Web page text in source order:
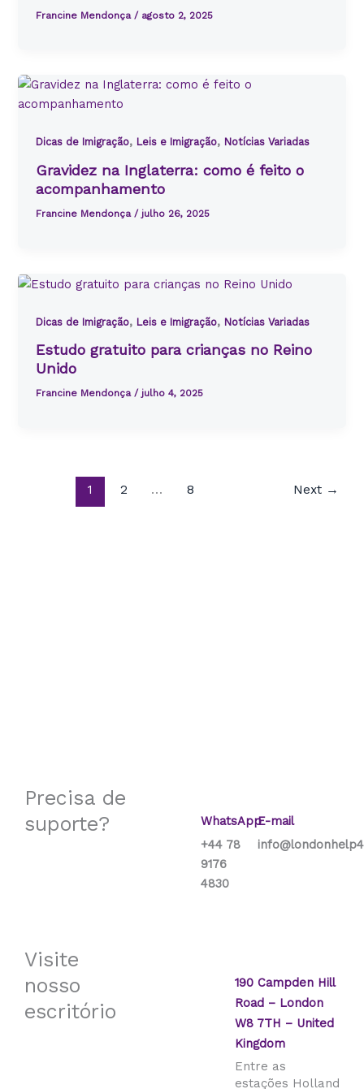
Francine Mendonça / agosto 2, 2025
Dicas de Imigração, Leis e Imigração, Notícias Variadas
Gravidez na Inglaterra: como é feito o
acompanhamento
Francine Mendonça/ julho 26, 2025
Dicas de Imigração, Leis e Imigração, Notícias Variadas
Estudo gratuito para crianças no Reino
Unido
Francine Mendonça/ julho 4, 2025
1 2 … 8 Next →
Precisa de
suporte?
WhatsApp
+44 78
9176
4830
E-mail
Visite
nosso
escritório
190 Campden Hill
Road – London
W8 7TH – United
Kingdom
Entre as
estações Holland